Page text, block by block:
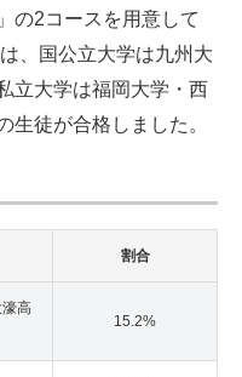
の2コースを用意して
、国公立大学は九州大
立大学は福岡大学・西
生徒が合格しました。
割合
高
15.2%